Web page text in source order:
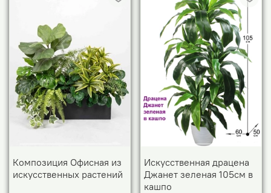
Композиция Офисная из
искусственных растений
Искусственная драцена
Джанет зеленая 105см в
кашпо